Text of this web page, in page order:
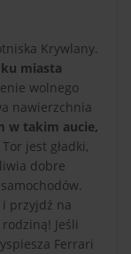
Krywlany.
miasta
wolnego
nawierzchnia
w takim aucie,
Tor jest gładki,
dobre
i przyjdź na
Jeśli
Ferrari